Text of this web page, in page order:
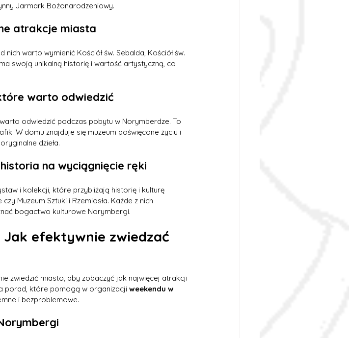
Jarmark Bożonarodzeniowy.
atrakcje miasta
warto wymienić Kościół św. Sebalda, Kościół św.
swoją unikalną historię i wartość artystyczną, co
warto odwiedzić
odwiedzić podczas pobytu w Norymberdze. To
W domu znajduje się muzeum poświęcone życiu i
dzieła.
na wyciągnięcie ręki
i kolekcji, które przybliżają historię i kulturę
Muzeum Sztuki i Rzemiosła. Każde z nich
bogactwo kulturowe Norymbergi.
efektywnie zwiedzać
zwiedzić miasto, aby zobaczyć jak najwięcej atrakcji
porad, które pomogą w organizacji weekendu w
i bezproblemowe.